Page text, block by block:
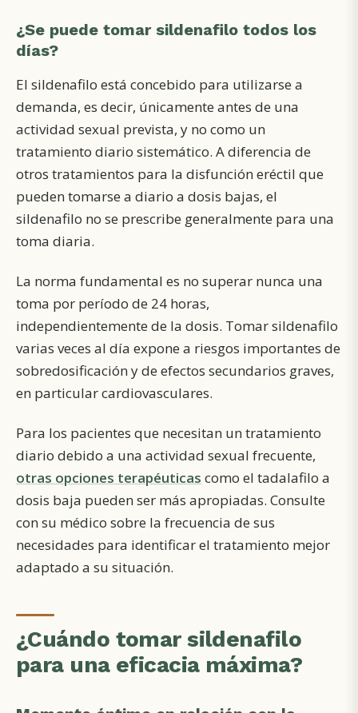
¿Se puede tomar sildenafilo todos los
días?
El sildenafilo está concebido para utilizarse a
demanda, es decir, únicamente antes de una
actividad sexual prevista, y no como un
tratamiento diario sistemático. A diferencia de
otros tratamientos para la disfunción eréctil que
pueden tomarse a diario a dosis bajas, el
sildenafilo no se prescribe generalmente para una
toma diaria.
La norma fundamental es no superar nunca una
toma por período de 24 horas,
independientemente de la dosis. Tomar sildenafilo
varias veces al día expone a riesgos importantes de
sobredosificación y de efectos secundarios graves,
en particular cardiovasculares.
Para los pacientes que necesitan un tratamiento
diario debido a una actividad sexual frecuente,
otras opciones terapéuticas como el tadalafilo a
dosis baja pueden ser más apropiadas. Consulte
con su médico sobre la frecuencia de sus
necesidades para identificar el tratamiento mejor
adaptado a su situación.
¿Cuándo tomar sildenafilo
para una eficacia máxima?